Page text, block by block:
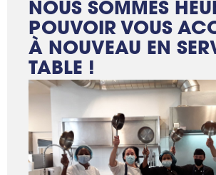
NOUS SOMMES
POUVOIR VOUS
À NOUVEAU EN
TABLE !